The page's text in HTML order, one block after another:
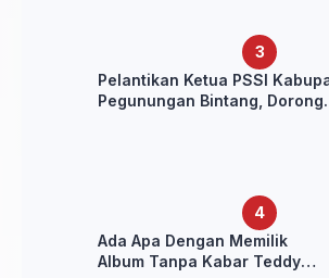
Pelantikan Ketua PSSI
Pegunungan Bintang, Dorong
Ada Apa Dengan Memilik
Album Tanpa Kabar Teddy